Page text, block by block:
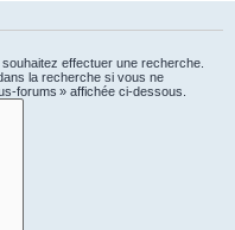
effectuer une recherche.
la recherche si vous ne
forums » affichée ci-dessous.